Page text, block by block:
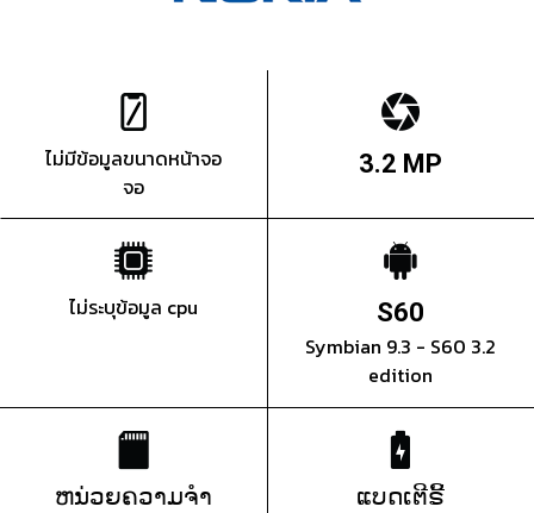
ไม่มีข้อมูลขนาดหน้าจอ
จอ
3.2 MP
ไม่ระบุข้อมูล cpu S60
Symbian 9.3 - S60 3.2
edition
ຫນ່ວຍຄວາມຈຳ ແບດເຕີຣີ້